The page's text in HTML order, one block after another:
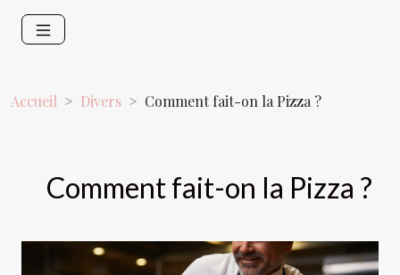
Accueil Divers Comment fait-on la Pizza ?
Comment fait-on la Pizza ?